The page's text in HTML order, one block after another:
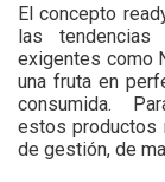
El concepto
las
exigentes como
una fruta en
consumida.
estos productos
de gestión, de